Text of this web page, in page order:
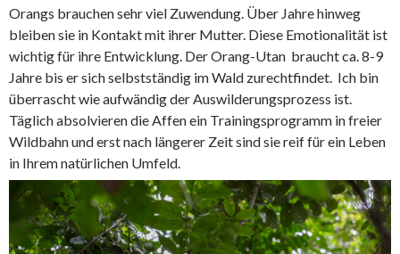
Orangs brauchen sehr viel Zuwendung. Über Jahre hinweg
bleiben sie in Kontakt mit ihrer Mutter. Diese Emotionalität ist
wichtig für ihre Entwicklung. Der Orang-Utan braucht ca. 8-9
Jahre bis er sich selbstständig im Wald zurechtfindet. Ich bin
überrascht wie aufwändig der Auswilderungsprozess ist.
Täglich absolvieren die Affen ein Trainingsprogramm in freier
Wildbahn und erst nach längerer Zeit sind sie reif für ein Leben
in Ihrem natürlichen Umfeld.